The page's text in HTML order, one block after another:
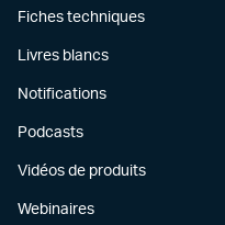
Fiches techniques
Livres blancs
Notifications
Podcasts
Vidéos de produits
Webinaires